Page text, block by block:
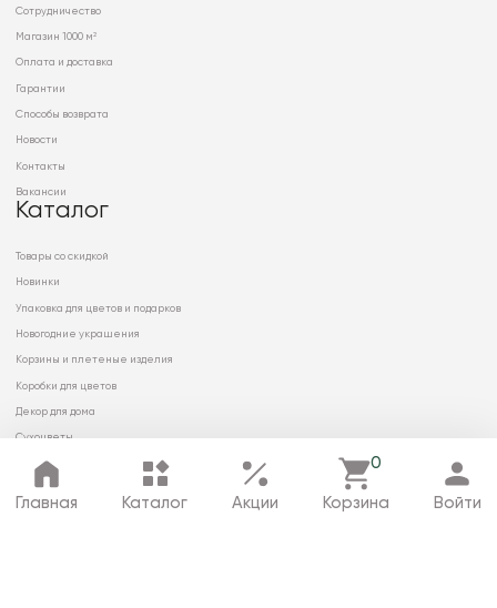
Главная Каталог Акции
0
Корзина Войти
Сотрудничество
Магазин 1000 м²
Оплата и доставка
Гарантии
Способы возврата
Новости
Контакты
Вакансии
Каталог
Товары со скидкой
Новинки
Упаковка для цветов и подарков
Новогодние украшения
Корзины и плетеные изделия
Коробки для цветов
Декор для дома
Сухоцветы
© 2026 ООО «МИРРЭЙ»